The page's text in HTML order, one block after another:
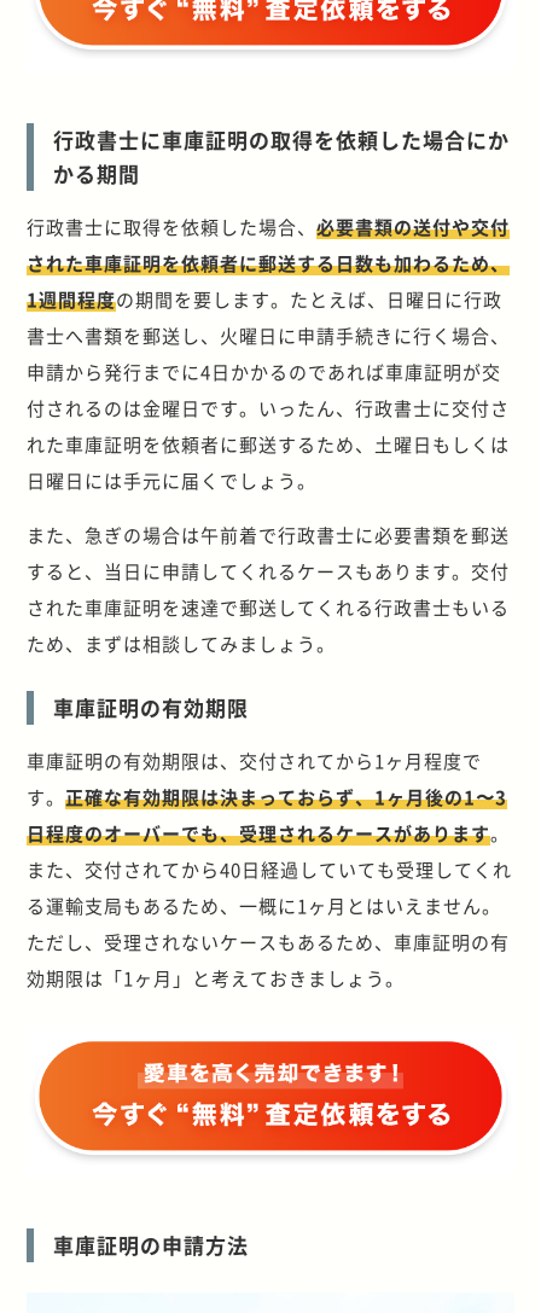
行政書士に車庫証明の取得を依頼した場合にか
かる期間
行政書士に取得を依頼した場合、必要書類の送付や交付
された車庫証明を依頼者に郵送する日数も加わるため、
1週間程度の期間を要します。たとえば、日曜日に行政
書士へ書類を郵送し、火曜日に申請手続きに行く場合、
申請から発行までに4日かかるのであれば車庫証明が交
付されるのは金曜日です。いったん、行政書士に交付さ
れた車庫証明を依頼者に郵送するため、土曜日もしくは
日曜日には手元に届くでしょう。
また、急ぎの場合は午前着で行政書士に必要書類を郵送
すると、当日に申請してくれるケースもあります。交付
された車庫証明を速達で郵送してくれる行政書士もいる
ため、まずは相談してみましょう。
車庫証明の有効期限
車庫証明の有効期限は、交付されてから1ヶ月程度で
す。正確な有効期限は決まっておらず、1ヶ月後の1〜3
日程度のオーバーでも、受理されるケースがあります。
また、交付されてから40日経過していても受理してくれ
る運輸支局もあるため、一概に1ヶ月とはいえません。
ただし、受理されないケースもあるため、車庫証明の有
効期限は「1ヶ月」と考えておきましょう。
車庫証明の申請方法